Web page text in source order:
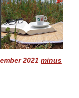
2021minus